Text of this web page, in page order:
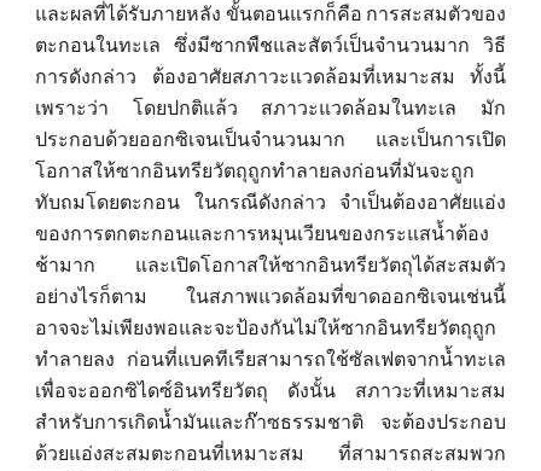
และผลที่ได้รับภายหลัง ขั้นตอนแรกก็คือ การสะสมตัวของ
ตะกอนในทะเล ซึ่งมีซากพืชและสัตว์เป็นจำนวนมาก วิธี
การดังกล่าว ต้องอาศัยสภาวะแวดล้อมที่เหมาะสม ทั้งนี้
เพราะว่า โดยปกติแล้ว สภาวะแวดล้อมในทะเล มัก
ประกอบด้วยออกซิเจนเป็นจำนวนมาก และเป็นการเปิด
โอกาสให้ซากอินทรียวัตถุถูกทำลายลงก่อนที่มันจะถูก
ทับถมโดยตะกอน ในกรณีดังกล่าว จำเป็นต้องอาศัยแอ่ง
ของการตกตะกอนและการหมุนเวียนของกระแสน้ำต้อง
ช้ามาก และเปิดโอกาสให้ซากอินทรียวัตถุได้สะสมตัว
อย่างไรก็ตาม ในสภาพแวดล้อมที่ขาดออกซิเจนเช่นนี้
อาจจะไม่เพียงพอและจะป้องกันไม่ให้ซากอินทรียวัตถุถูก
ทำลายลง ก่อนที่แบคทีเรียสามารถใช้ซัลเฟตจากน้ำทะเล
เพื่อจะออกซิไดซ์อินทรียวัตถุ ดังนั้น สภาวะที่เหมาะสม
สำหรับการเกิดน้ำมันและก๊าซธรรมชาติ จะต้องประกอบ
ด้วยแอ่งสะสมตะกอนที่เหมาะสม ที่สามารถสะสมพวก